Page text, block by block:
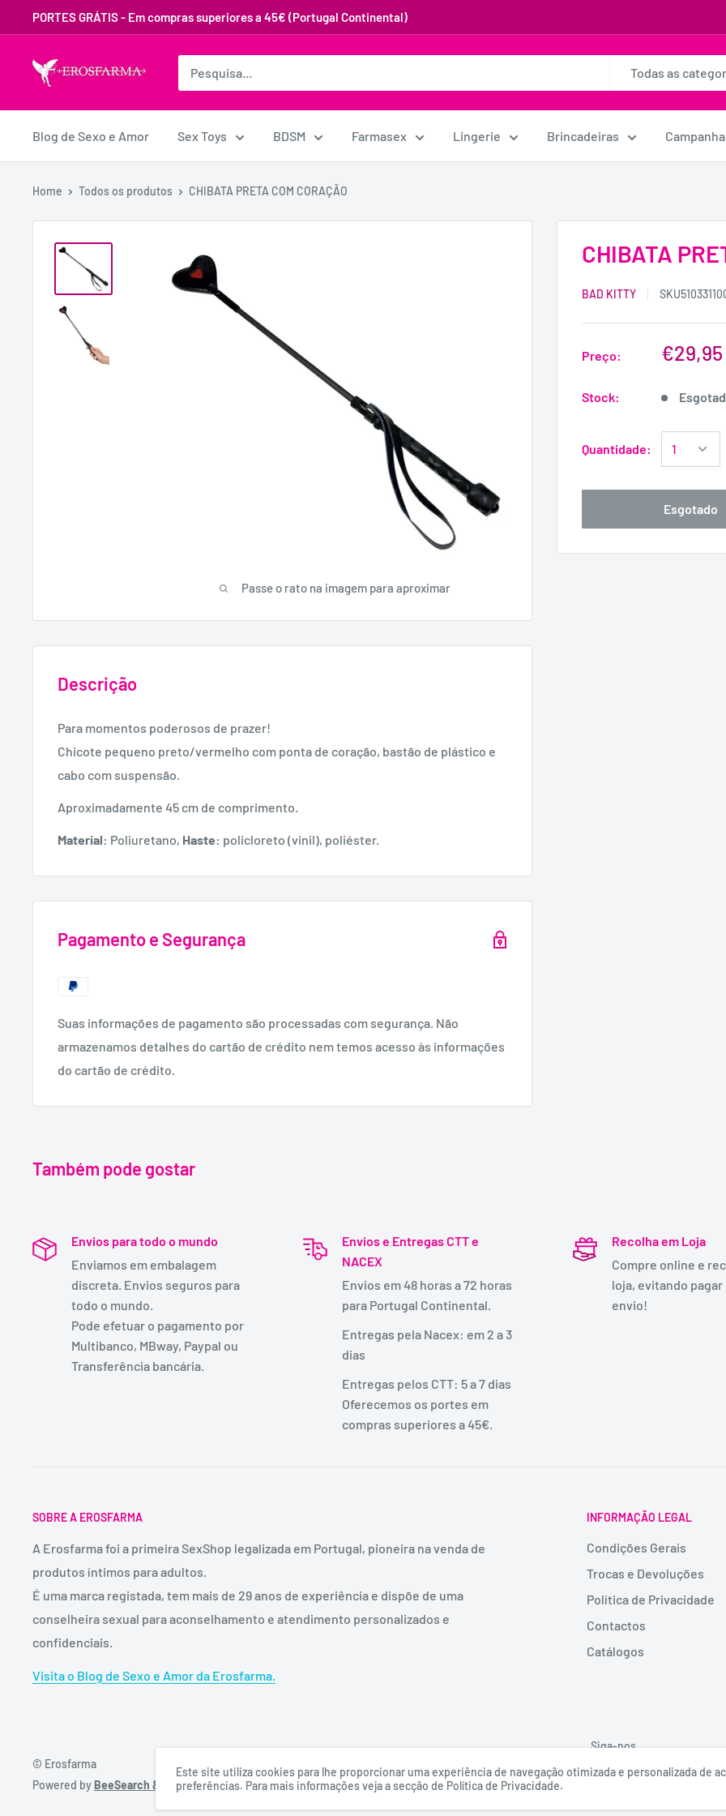
PORTES GRÁTIS - Em compras superiores a 45€ (Portugal Continental)
Todas as
Blog de Sexo e Amor Sex Toys BDSM Farmasex Lingerie Brincadeiras
Home Todos os produtos CHIBATA PRETA COM CORAÇÃO
Passe o rato na imagem para aproximar
CHIBATA
BAD KITTY SKU
Preço: €29,95
Stock:
Quantidade:
Esgotado
Descrição
Para momentos poderosos de prazer!
Chicote pequeno preto/vermelho com ponta de coração, bastão de plástico e
cabo com suspensão.
Aproximadamente 45 cm de comprimento.
Material: Poliuretano, Haste: policloreto (vinil), poliéster.
Pagamento e Segurança
Suas informações de pagamento são processadas com segurança. Não
armazenamos detalhes do cartão de crédito nem temos acesso às informações
do cartão de crédito.
Também pode gostar
Envios para todo o mundo
Enviamos em embalagem
discreta. Envios seguros para
todo o mundo.
Pode efetuar o pagamento por
Multibanco, MBway, Paypal ou
Transferência bancária.
Envios e Entregas CTT e
NACEX
Envios em 48 horas a 72 horas
para Portugal Continental.
Entregas pela Nacex: em 2 a 3
dias
Entregas pelos CTT: 5 a 7 dias
Oferecemos os portes em
compras superiores a 45€.
Recolha em Loja
Compre online e
loja, evitando
envio!
SOBRE A EROSFARMA
A Erosfarma foi a primeira SexShop legalizada em Portugal, pioneira na venda de
produtos íntimos para adultos.
É uma marca registada, tem mais de 29 anos de experiência e dispõe de uma
conselheira sexual para aconselhamento e atendimento personalizados e
confidenciais.
Visita o Blog de Sexo e Amor da Erosfarma.
INFORMAÇÃO LEGAL
Condições Gerais
Trocas e Devoluções
Política de Privacidade
Contactos
Catálogos
© Erosfarma
Powered by BeeSearch & DigitalFullBox
Siga-nos
Este site utiliza cookies para lhe proporcionar uma experiência de navegação otimizada e personalizada de
preferências. Para mais informações veja a secção de Política de Privacidade.